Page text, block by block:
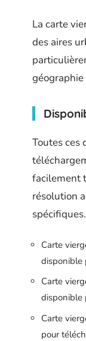
La carte
des aires
géographie
Toutes ces
facilement
résolution
Carte
disponible
Carte
disponible
Carte
pour